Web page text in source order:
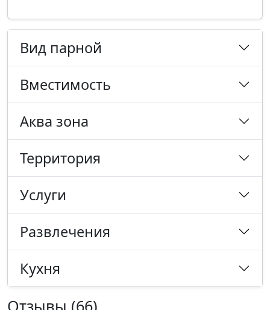
Вид парной
Вместимость
Аква зона
Территория
Услуги
Развлечения
Кухня